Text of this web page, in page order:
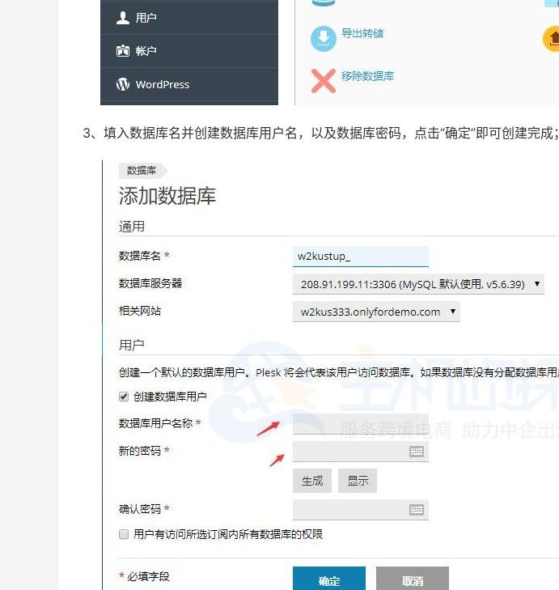
3、填入数据库名并创建数据库用户名，以及数据库密码，点击“确定”即可创建完成；